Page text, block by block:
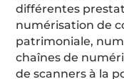
différentes
numérisation de
patrimoniale,
chaînes de
de scanners à la